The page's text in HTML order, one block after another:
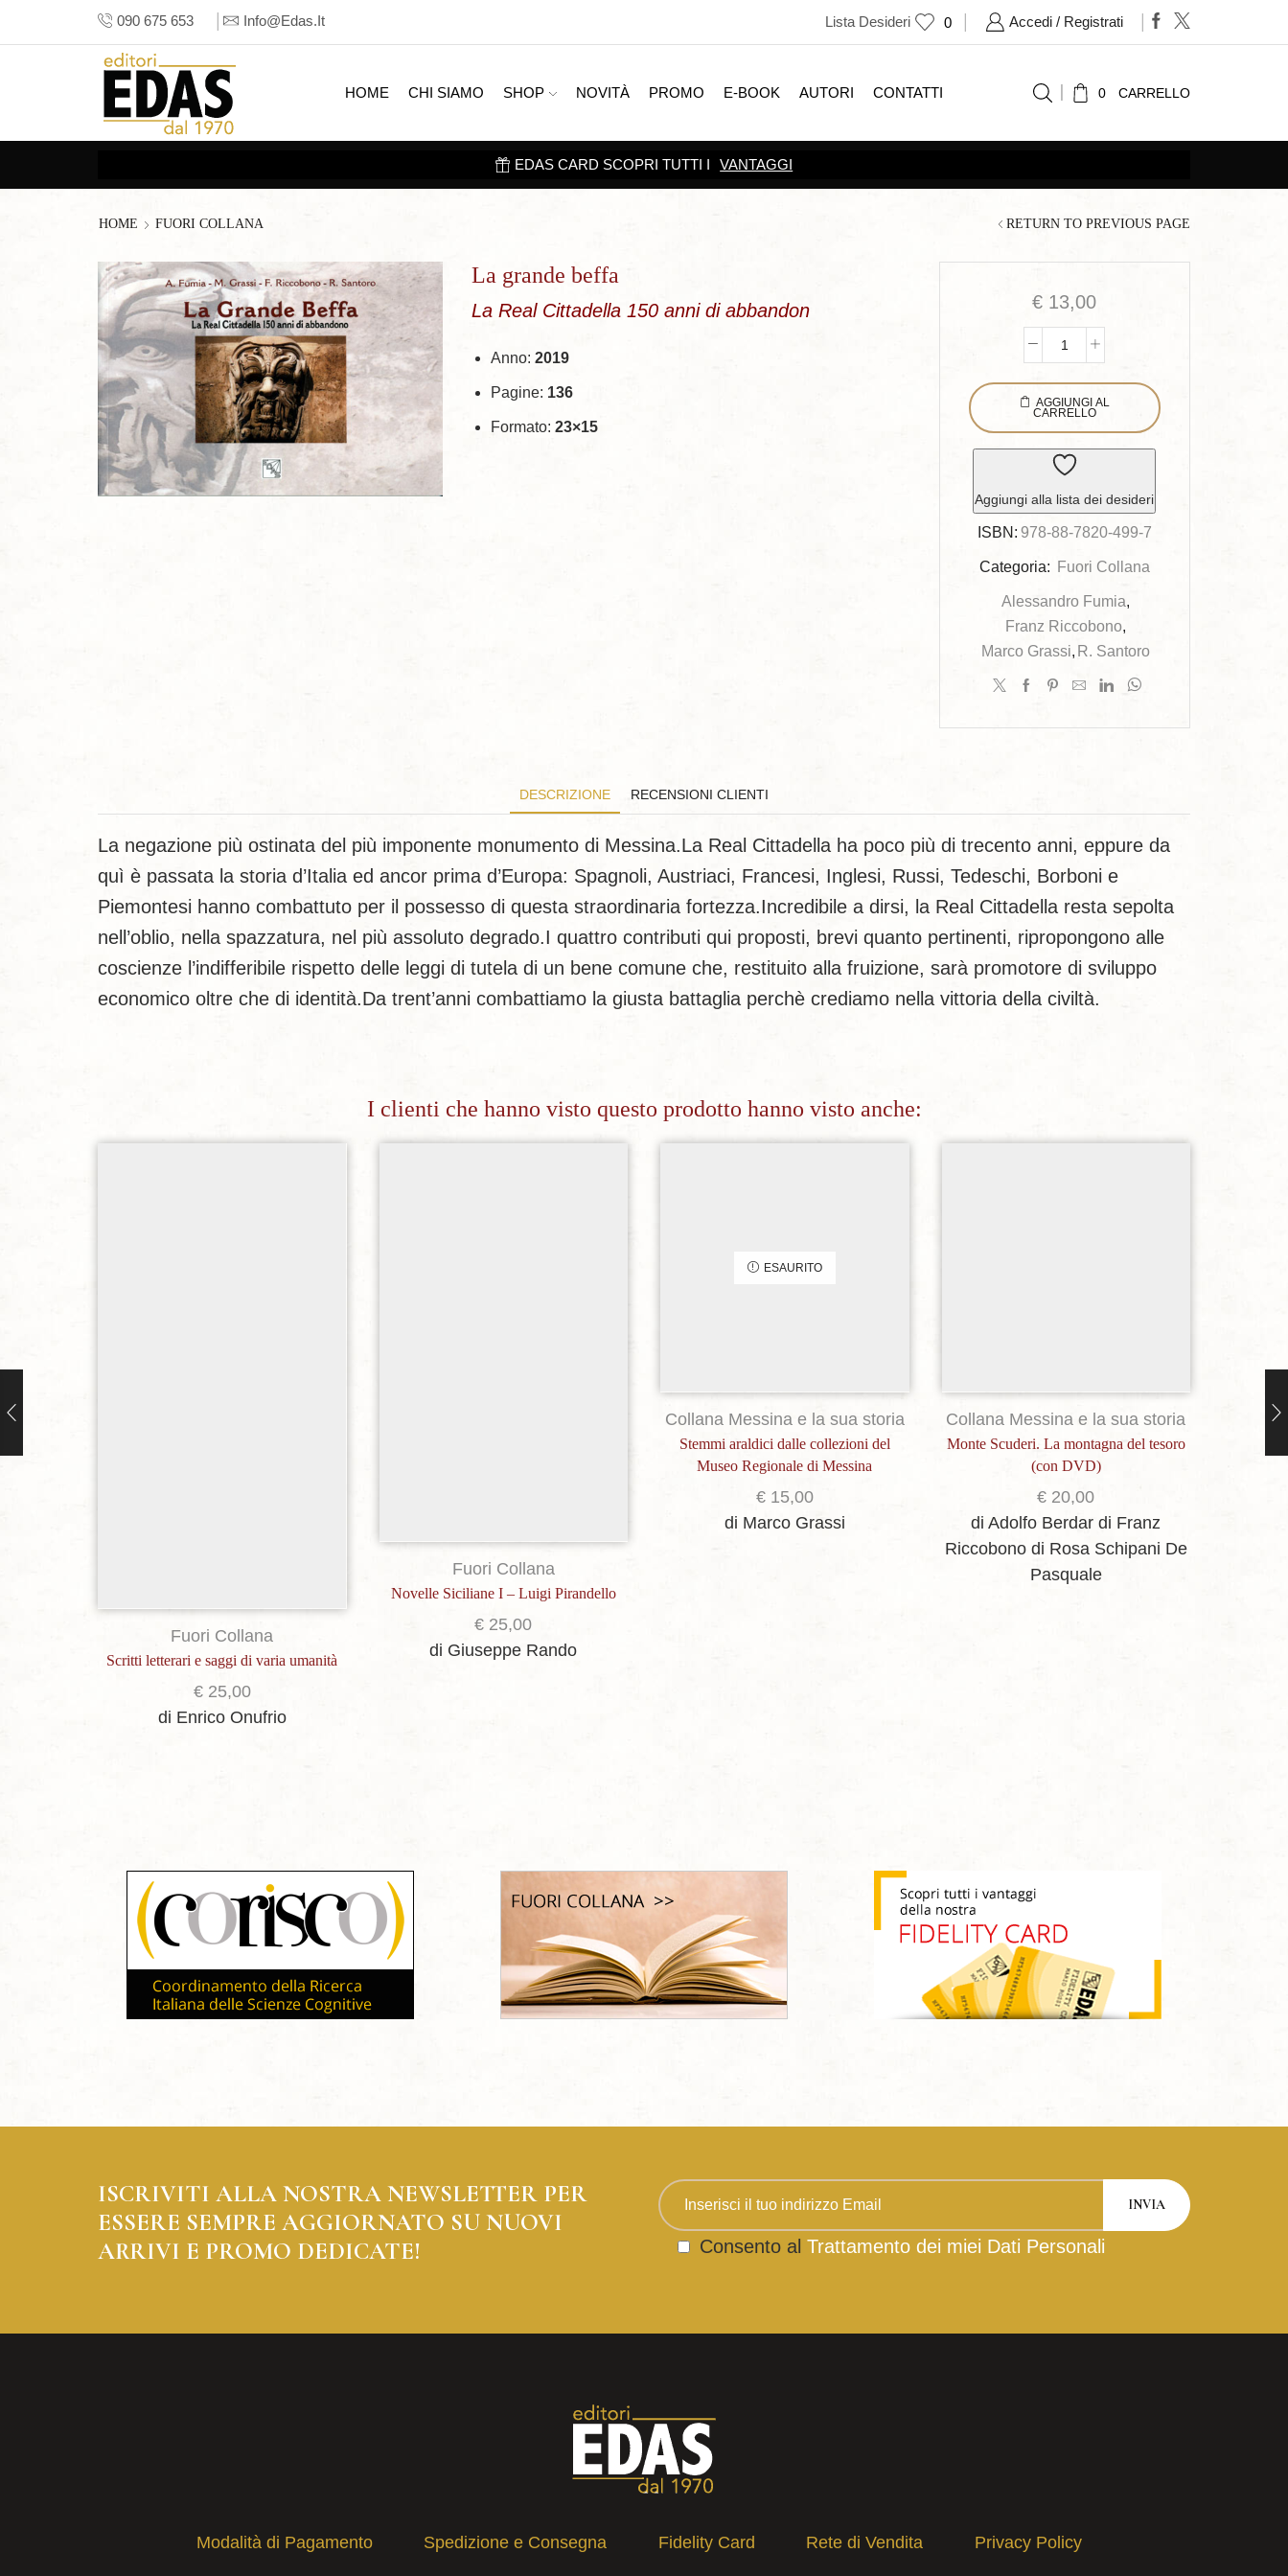
090 675 653 Info@edas.it Lista Desideri 0 Accedi / Registrati
HOME CHI SIAMO SHOP NOVITÀ PROMO E-BOOK AUTORI CONTATTI 0 CARRELLO
EDAS CARD SCOPRI TUTTI I VANTAGGI
HOME FUORI COLLANA RETURN TO PREVIOUS PAGE
€ 13,00
La
grande
beffa
quantità
AGGIUNGI AL
CARRELLO
Aggiungi alla lista dei desideri
ISBN: 978-88-7820-499-7
Categoria: Fuori Collana
Alessandro Fumia,
Franz Riccobono,
Marco Grassi, R. Santoro
La grande beffa
La Real Cittadella 150 anni di abbandon
Anno: 2019
Pagine: 136
Formato: 23×15
DESCRIZIONE RECENSIONI CLIENTI
La negazione più ostinata del più imponente monumento di Messina.La Real Cittadella ha poco più di trecento anni, eppure da
quì è passata la storia d’Italia ed ancor prima d’Europa: Spagnoli, Austriaci, Francesi, Inglesi, Russi, Tedeschi, Borboni e
Piemontesi hanno combattuto per il possesso di questa straordinaria fortezza.Incredibile a dirsi, la Real Cittadella resta sepolta
nell’oblio, nella spazzatura, nel più assoluto degrado.I quattro contributi qui proposti, brevi quanto pertinenti, ripropongono alle
coscienze l’indifferibile rispetto delle leggi di tutela di un bene comune che, restituito alla fruizione, sarà promotore di sviluppo
economico oltre che di identità.Da trent’anni combattiamo la giusta battaglia perchè crediamo nella vittoria della civiltà.
I clienti che hanno visto questo prodotto hanno visto anche:
Fuori Collana
Scritti letterari e saggi di varia umanità
€25,00
di Enrico Onufrio
Fuori Collana
Novelle Siciliane I – Luigi Pirandello
€ 25,00
di Giuseppe Rando
ESAURITO
Collana Messina e la sua storia
Stemmi araldici dalle collezioni del
Museo Regionale di Messina
€15,00
di Marco Grassi
Collana Messina e la sua storia
Monte Scuderi. La montagna del tesoro
(con DVD)
€ 20,00
di Adolfo Berdar di Franz
Riccobono di Rosa Schipani De
Pasquale
ISCRIVITI ALLA NOSTRA NEWSLETTER PER
ESSERE SEMPRE AGGIORNATO SU NUOVI
ARRIVI E PROMO DEDICATE!
Consento al Trattamento dei miei Dati Personali
Modalità di Pagamento Spedizione e Consegna Fidelity Card Rete di Vendita Privacy Policy